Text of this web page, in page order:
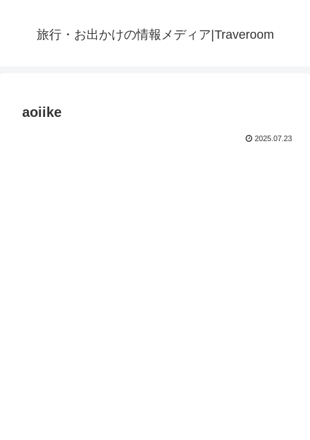
旅行・お出かけの情報メディア|Traveroom
aoiike
2025.07.23